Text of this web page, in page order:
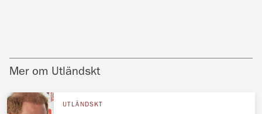
Mer om Utländskt
UTLÄNDSKT